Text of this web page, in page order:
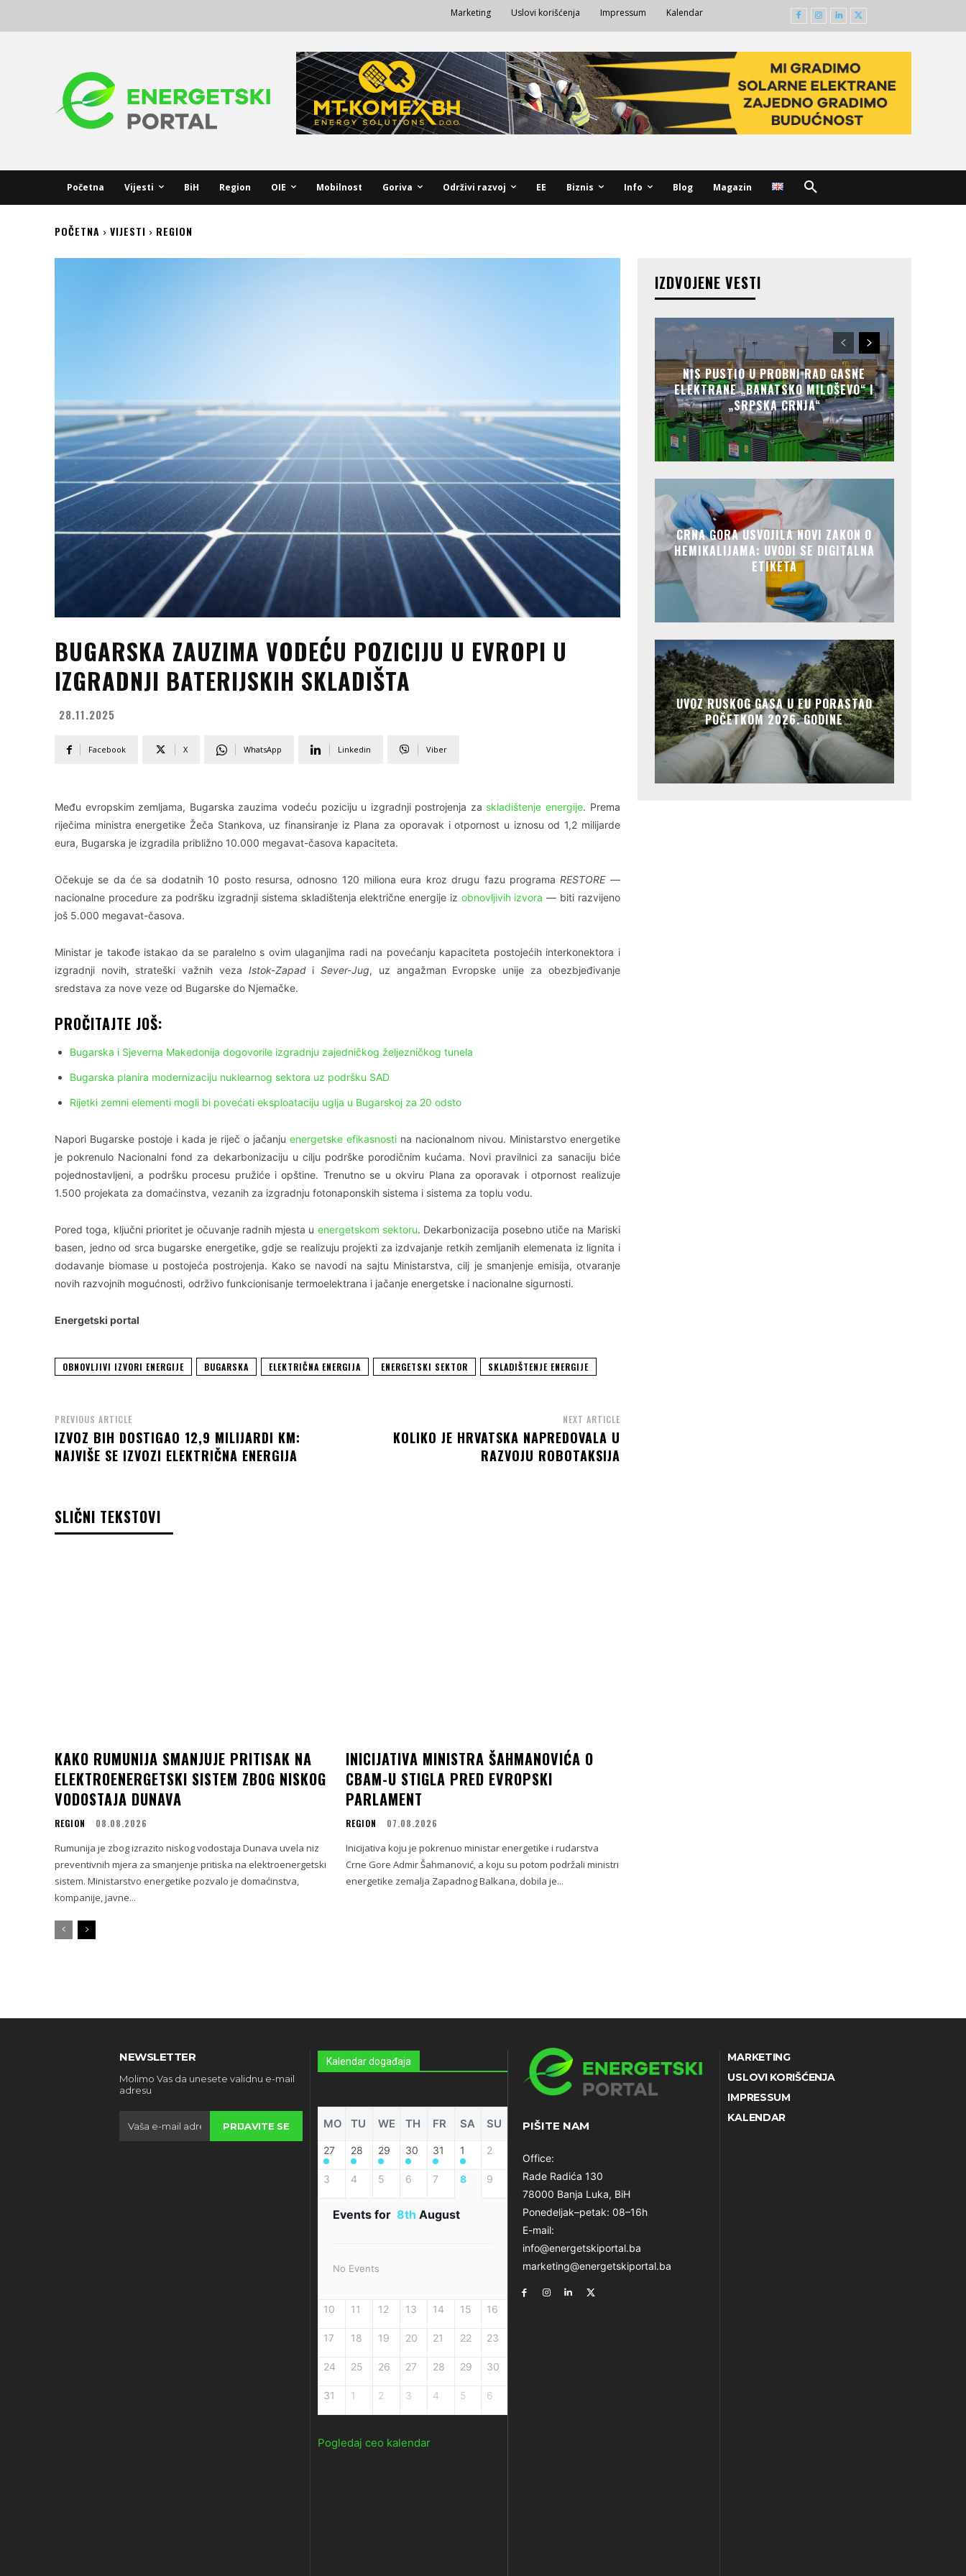
Marketing Uslovi korišćenja Impressum Kalendar
Početna Vijesti BiH Region OIE Mobilnost Goriva Održivi razvoj EE Biznis Info Blog Magazin
POČETNA VIJESTI REGION
BUGARSKA ZAUZIMA VODEĆU POZICIJU U EVROPI U
IZGRADNJI BATERIJSKIH SKLADIŠTA
28.11.2025
Facebook X WhatsApp Linkedin Viber
Među evropskim zemljama, Bugarska zauzima vodeću poziciju u izgradnji postrojenja za skladištenje energije. Prema
riječima ministra energetike Žeča Stankova, uz finansiranje iz Plana za oporavak i otpornost u iznosu od 1,2 milijarde
eura, Bugarska je izgradila približno 10.000 megavat-časova kapaciteta.
Očekuje se da će sa dodatnih 10 posto resursa, odnosno 120 miliona eura kroz drugu fazu programaRESTORE —
nacionalne procedure za podršku izgradnji sistema skladištenja električne energije iz obnovljivih izvora — biti razvijeno
još 5.000 megavat-časova.
Ministar je takođe istakao da se paralelno s ovim ulaganjima radi na povećanju kapaciteta postojećih interkonektora i
izgradnji novih, strateški važnih veza Istok-ZapadiSever-Jug, uz angažman Evropske unije za obezbjeđivanje
sredstava za nove veze od Bugarske do Njemačke.
PROČITAJTE JOŠ:
Bugarska i Sjeverna Makedonija dogovorile izgradnju zajedničkog željezničkog tunela
Bugarska planira modernizaciju nuklearnog sektora uz podršku SAD
Rijetki zemni elementi mogli bi povećati eksploataciju uglja u Bugarskoj za 20 odsto
Napori Bugarske postoje i kada je riječ o jačanju energetske efikasnostina nacionalnom nivou. Ministarstvo energetike
je pokrenulo Nacionalni fond za dekarbonizaciju u cilju podrške porodičnim kućama. Novi pravilnici za sanaciju biće
pojednostavljeni, a podršku procesu pružiće i opštine. Trenutno se u okviru Plana za oporavak i otpornost realizuje
1.500 projekata za domaćinstva, vezanih za izgradnju fotonaponskih sistema i sistema za toplu vodu.
Pored toga, ključni prioritet je očuvanje radnih mjesta u energetskom sektoru. Dekarbonizacija posebno utiče na Mariski
basen, jedno od srca bugarske energetike, gdje se realizuju projekti za izdvajanje retkih zemljanih elemenata iz lignita i
dodavanje biomase u postojeća postrojenja. Kako se navodi na sajtu Ministarstva, cilj je smanjenje emisija, otvaranje
novih razvojnih mogućnosti, održivo funkcionisanje termoelektrana i jačanje energetske i nacionalne sigurnosti.
Energetski portal
OBNOVLJIVI IZVORI ENERGIJE BUGARSKA ELEKTRIČNA ENERGIJA ENERGETSKI SEKTOR SKLADIŠTENJE ENERGIJE
PREVIOUS ARTICLE
IZVOZ BIH DOSTIGAO 12,9 MILIJARDI KM:
NAJVIŠE SE IZVOZI ELEKTRIČNA ENERGIJA
NEXT ARTICLE
KOLIKO JE HRVATSKA NAPREDOVALA U
RAZVOJU ROBOTAKSIJA
SLIČNI TEKSTOVI
KAKO RUMUNIJA SMANJUJE PRITISAK NA
ELEKTROENERGETSKI SISTEM ZBOG NISKOG
VODOSTAJA DUNAVA
REGION 08.08.2026
Rumunija je zbog izrazito niskog vodostaja Dunava uvela niz
preventivnih mjera za smanjenje pritiska na elektroenergetski
sistem. Ministarstvo energetike pozvalo je domaćinstva,
kompanije, javne...
INICIJATIVA MINISTRA ŠAHMANOVIĆA O
CBAM-U STIGLA PRED EVROPSKI
PARLAMENT
REGION 07.08.2026
Inicijativa koju je pokrenuo ministar energetike i rudarstva
Crne Gore Admir Šahmanović, a koju su potom podržali ministri
energetike zemalja Zapadnog Balkana, dobila je...
IZDVOJENE VESTI
NIS PUSTIO U PROBNI RAD GASNE
ELEKTRANE „BANATSKO MILOŠEVO“ I
„SRPSKA CRNJA“
CRNA GORA USVOJILA NOVI ZAKON O
HEMIKALIJAMA: UVODI SE DIGITALNA
ETIKETA
UVOZ RUSKOG GASA U EU PORASTAO
POČETKOM 2026. GODINE
NEWSLETTER
Molimo Vas da unesete validnu e-mail
adresu
PRIJAVITE SE
Kalendar događaja
MO TU WE TH FR SA SU
27 28 29 30 31 1 2
3 4 5 6 7 8 9
Events for 8th August
No Events
10 11 12 13 14 15 16
17 18 19 20 21 22 23
24 25 26 27 28 29 30
31 1 2 3 4 5 6
Pogledaj ceo kalendar
PIŠITE NAM
Office:
Rade Radića 130
78000 Banja Luka, BiH
Ponedeljak–petak: 08–16h
E-mail:
info@energetskiportal.ba
marketing@energetskiportal.ba
MARKETING
USLOVI KORIŠĆENJA
IMPRESSUM
KALENDAR